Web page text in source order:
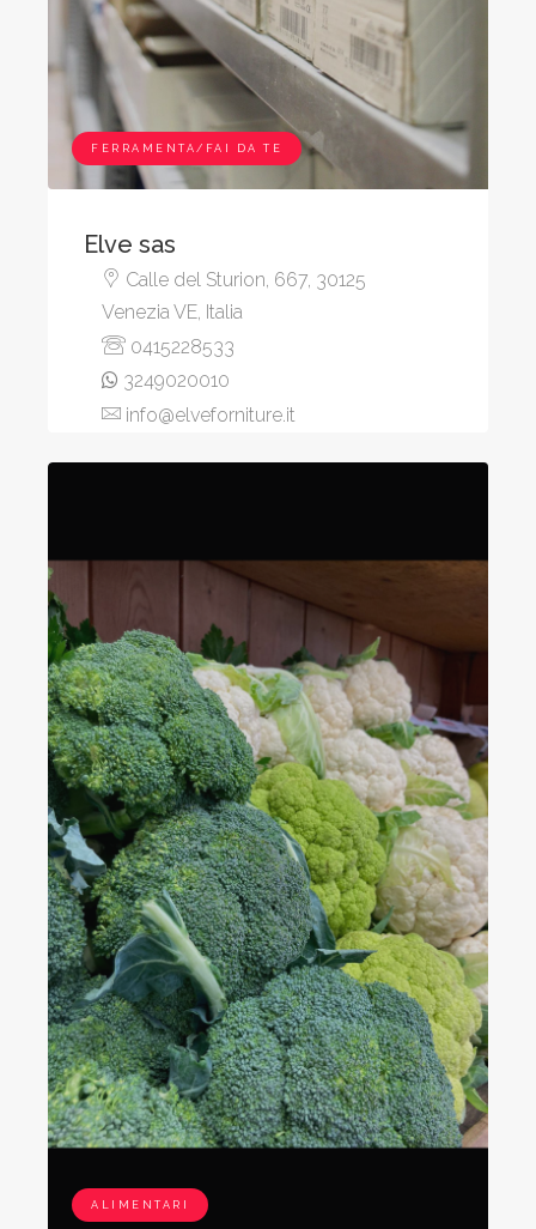
FERRAMENTA/FAI DA TE
Elve sas
Calle del Sturion, 667, 30125
Venezia VE, Italia
0415228533
3249020010
info@elveforniture.it
ALIMENTARI